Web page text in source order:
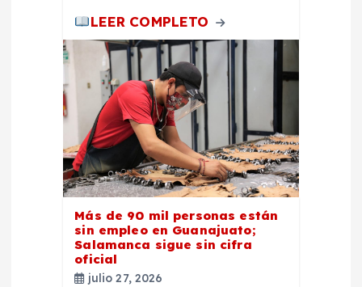
LEER COMPLETO
Más de 90 mil personas están
sin empleo en Guanajuato;
Salamanca sigue sin cifra
oficial
julio 27, 2026